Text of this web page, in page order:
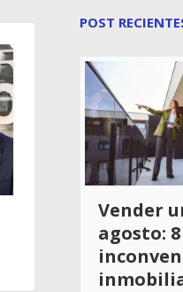
POST
Vender
agosto: